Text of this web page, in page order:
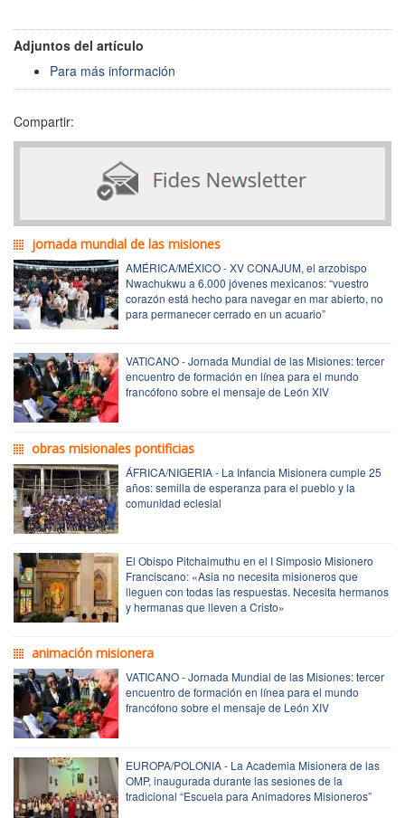
Adjuntos del artículo
Para más información
Compartir:
jornada mundial de las misiones
AMÉRICA/MÉXICO - XV CONAJUM, el arzobispo
Nwachukwu a 6.000 jóvenes mexicanos: “vuestro
corazón está hecho para navegar en mar abierto, no
para permanecer cerrado en un acuario”
VATICANO - Jornada Mundial de las Misiones: tercer
encuentro de formación en línea para el mundo
francófono sobre el mensaje de León XIV
obras misionales pontificias
ÁFRICA/NIGERIA - La Infancia Misionera cumple 25
años: semilla de esperanza para el pueblo y la
comunidad eclesial
El Obispo Pitchaimuthu en el I Simposio Misionero
Franciscano: «Asia no necesita misioneros que
lleguen con todas las respuestas. Necesita hermanos
y hermanas que lleven a Cristo»
animación misionera
VATICANO - Jornada Mundial de las Misiones: tercer
encuentro de formación en línea para el mundo
francófono sobre el mensaje de León XIV
EUROPA/POLONIA - La Academia Misionera de las
OMP, inaugurada durante las sesiones de la
tradicional “Escuela para Animadores Misioneros”